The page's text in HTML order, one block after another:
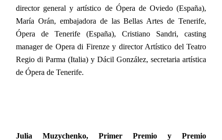
director general y artístico de Ópera de Oviedo (España),
María Orán, embajadora de las Bellas Artes de Tenerife,
Ópera de Tenerife (España), Cristiano Sandri, casting
manager de Opera di Firenze y director Artístico del Teatro
Regio di Parma (Italia) y Dácil González, secretaria artística
de Ópera de Tenerife.
Julia Muzychenko, Primer Premio y Premio